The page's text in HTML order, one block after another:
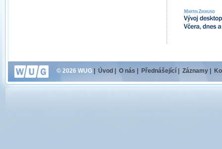
© 2026 WUG Úvod O nás Přednášející Záznamy